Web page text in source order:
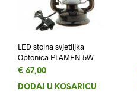
LED stolna svjetiljka
Optonica PLAMEN 5W
€ 67,00
DODAJ U KOŠARICU